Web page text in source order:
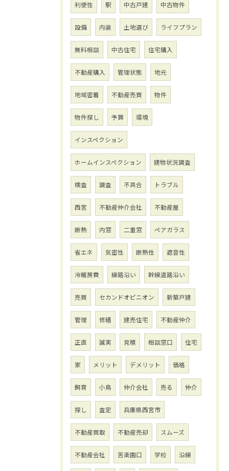
利便性 駅 中古戸建 中古物件
設備 内装 土地選び ライフプラン
無料相談 中古住宅 住宅購入
不動産購入 管理状態 地元
地域密着 不動産売買 物件
物件探し 予算 環境
インスペクション
ホームインスペクション 建物状況調査
検査 調査 不具合 トラブル
西宮 不動産仲介会社 不動産屋
断熱 内窓 二重窓 ペアガラス
省エネ 気密性 断熱性 遮音性
冷暖房費 線路沿い 幹線道路沿い
売買 セカンドオピニオン 新築戸建
管理 修繕 建売住宅 不動産仲介
正直 誠実 見積 相談窓口 住宅
家 メリット デメリット 価格
飼育 小鳥 仲介会社 売る 仲介
探し 査定 兵庫県西宮市
不動産買取 不動産売却 スムーズ
不動産会社 苦楽園口 学校 沿線